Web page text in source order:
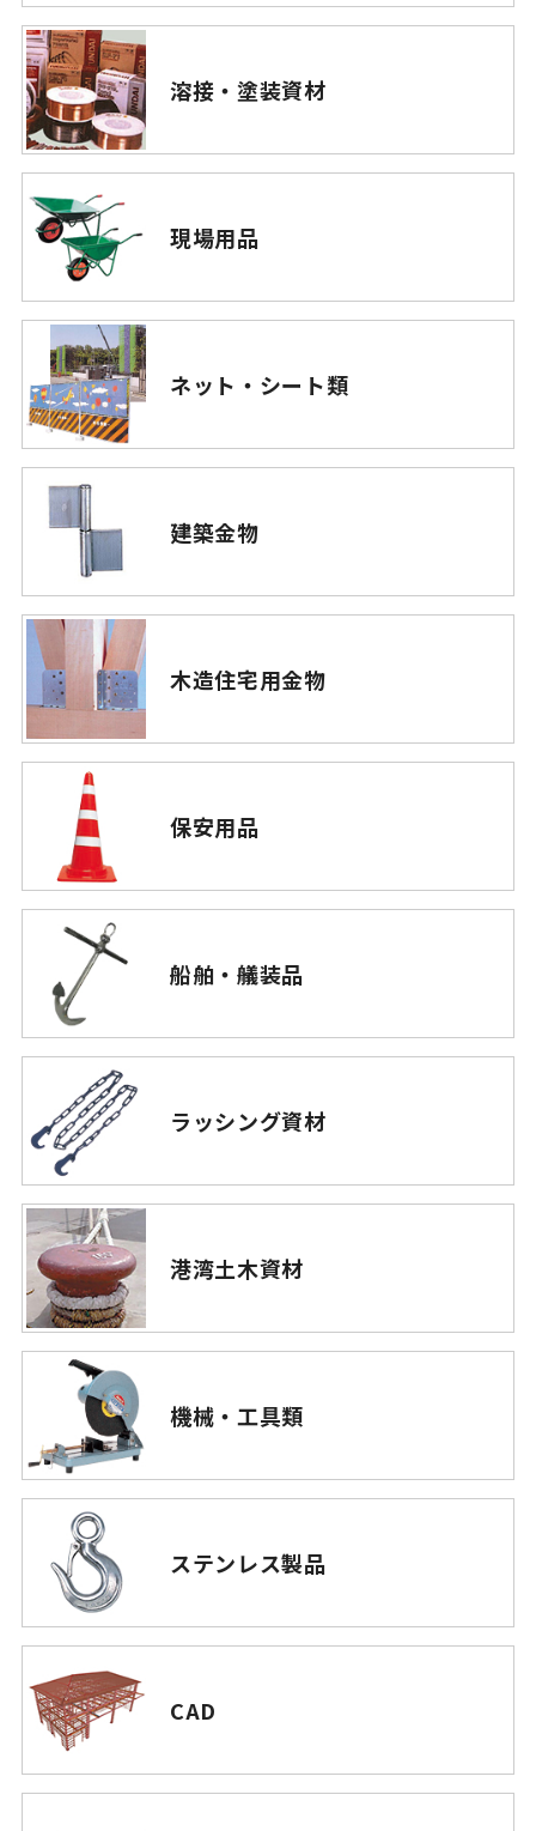
溶接・塗装資材
現場用品
ネット・シート類
建築金物
木造住宅用金物
保安用品
船舶・艤装品
ラッシング資材
港湾土木資材
機械・工具類
ステンレス製品
CAD